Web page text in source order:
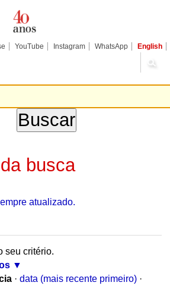
YouTube Instagram WhatsApp English
busca
atualizado.
seu critério.
· data (mais recente primeiro) ·